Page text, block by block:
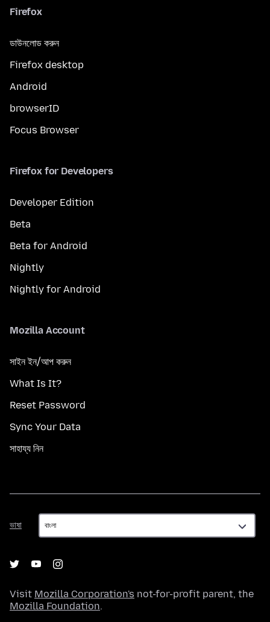
Firefox
ডাউনলোড করুন
Firefox desktop
Android
browserID
Focus Browser
Firefox for Developers
Developer Edition
Beta
Beta for Android
Nightly
Nightly for Android
Mozilla Account
সাইন ইন/আপ করুন
What Is It?
Reset Password
Sync Your Data
সাহায্য নিন
ভাষা
ভাষা
Visit Mozilla Corporation's not-for-profit parent, the
Mozilla Foundation.